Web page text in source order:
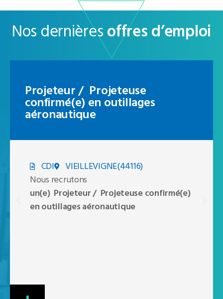
Nos dernièresoffres d’emploi
Projeteur / Projeteuse
confirmé(e) en outillages
aéronautique
CDI
VIEILLEVIGNE(44116)
Nous recrutons
un(e) Projeteur / Projeteuse confirmé(e)
en outillages aéronautique